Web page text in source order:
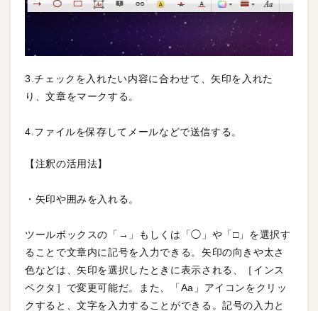
3.チェックを入れたい内容に合わせて、矢印を入れた
り、文章をマークする。
4.ファイルを保存してメールなどで送信する。
【注釈の活用法】
・矢印や囲みを入れる。
ツールボックスの「→」もしくは「◯」や「□」を選択す
ることで文章内に記号を入力できる。矢印の向きや太さ
色などは、矢印を選択したときに表示される、［インス
ペクタ］で変更可能だ。また、「Aa」アイコンをクリッ
クすると、文字を入力することができる。記号の入力と